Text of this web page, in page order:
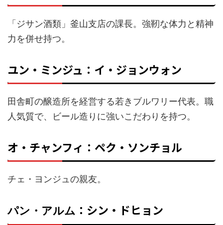
「ジサン酒類」釜山支店の課長。強靭な体力と精神
力を併せ持つ。
ユン・ミンジュ：イ・ジョンウォン
田舎町の醸造所を経営する若きブルワリー代表。職
人気質で、ビール造りに強いこだわりを持つ。
オ・チャンフィ：ペク・ソンチョル
チェ・ヨンジュの親友。
パン・アルム ：シン・ドヒョン